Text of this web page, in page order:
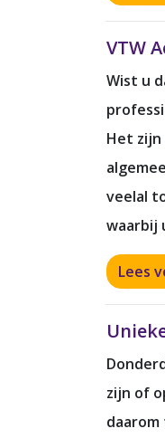
VTW
Wist u
Het zijn
veelal
waarbij
Lees
zijn of